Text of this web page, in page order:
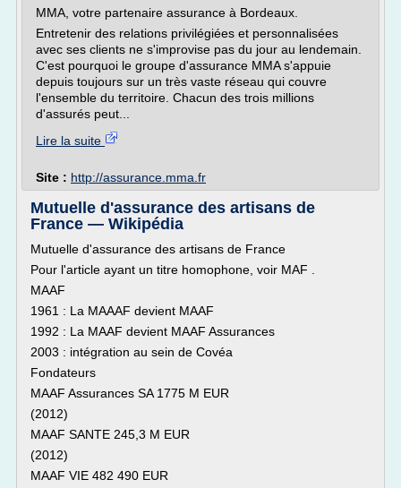
MMA, votre partenaire assurance à Bordeaux.
Entretenir des relations privilégiées et personnalisées
avec ses clients ne s'improvise pas du jour au lendemain.
C'est pourquoi le groupe d'assurance MMA s'appuie
depuis toujours sur un très vaste réseau qui couvre
l'ensemble du territoire. Chacun des trois millions
d'assurés peut...
Lire la suite
Site : http://assurance.mma.fr
Mutuelle d'assurance des artisans de
France — Wikipédia
Mutuelle d'assurance des artisans de France
Pour l'article ayant un titre homophone, voir MAF .
MAAF
1961 : La MAAAF devient MAAF
1992 : La MAAF devient MAAF Assurances
2003 : intégration au sein de Covéa
Fondateurs
MAAF Assurances SA 1775 M EUR
(2012)
MAAF SANTE 245,3 M EUR
(2012)
MAAF VIE 482 490 EUR